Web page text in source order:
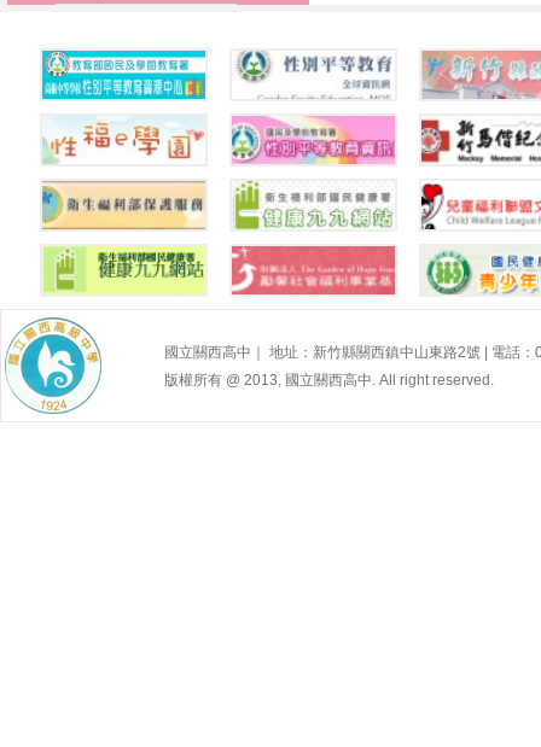
高級中等學校性別
平等教育資源中心
教育部性別平等教
新竹縣政府--
國民健康署青少年
網站—性福e學園
性別Ｑ＆Ａ
新竹馬偕
內政部性騷擾防治
國立關西高中｜ 地址：新竹縣關西鎮中山東路2號 | 電話
版權所有 @ 2013, 國立關西高中. All right reserved.